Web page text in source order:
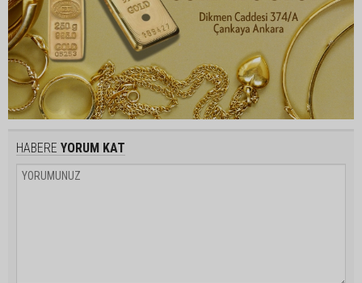
HABERE YORUM KAT